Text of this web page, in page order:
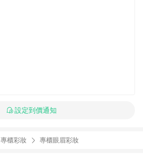
設定到價通知
專櫃彩妝 專櫃眼眉彩妝